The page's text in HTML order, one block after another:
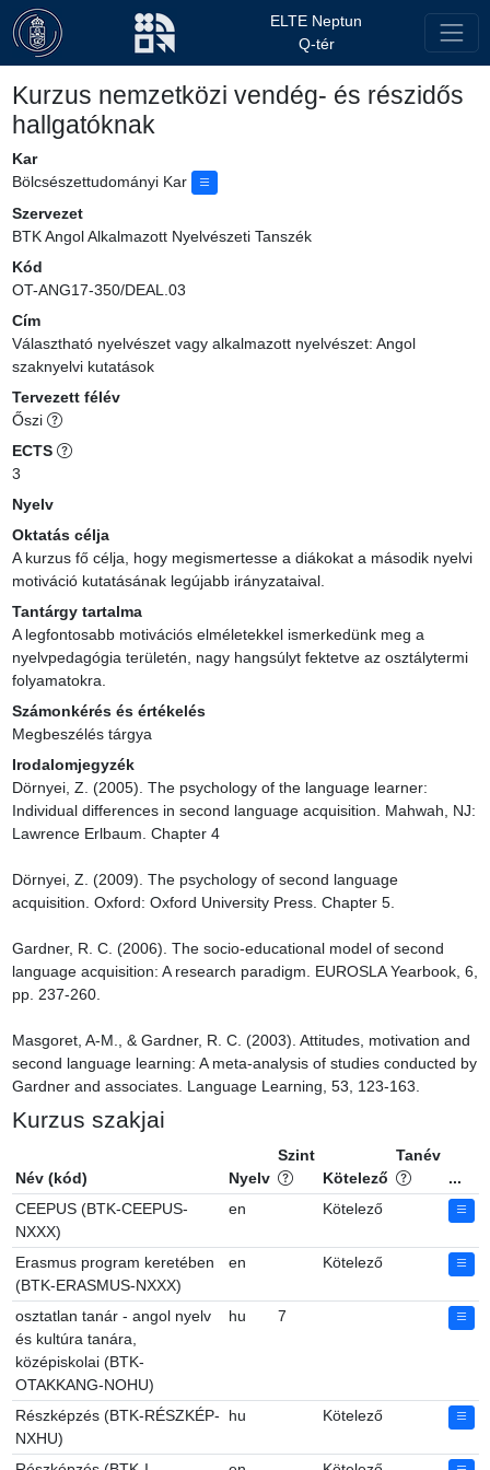
ELTE Neptun
Q-tér
Kurzus nemzetközi vendég- és részidős
hallgatóknak
Kar
Bölcsészettudományi Kar
Szervezet
BTK Angol Alkalmazott Nyelvészeti Tanszék
Kód
OT-ANG17-350/DEAL.03
Cím
Választható nyelvészet vagy alkalmazott nyelvészet: Angol
szaknyelvi kutatások
Tervezett félév
Őszi
ECTS
3
Nyelv
Oktatás célja
A kurzus fő célja, hogy megismertesse a diákokat a második nyelvi
motiváció kutatásának legújabb irányzataival.
Tantárgy tartalma
A legfontosabb motivációs elméletekkel ismerkedünk meg a
nyelvpedagógia területén, nagy hangsúlyt fektetve az osztálytermi
folyamatokra.
Számonkérés és értékelés
Megbeszélés tárgya
Irodalomjegyzék
Dörnyei, Z. (2005). The psychology of the language learner:
Individual differences in second language acquisition. Mahwah, NJ:
Lawrence Erlbaum. Chapter 4
Dörnyei, Z. (2009). The psychology of second language
acquisition. Oxford: Oxford University Press. Chapter 5.
Gardner, R. C. (2006). The socio-educational model of second
language acquisition: A research paradigm. EUROSLA Yearbook, 6,
pp. 237-260.
Masgoret, A-M., & Gardner, R. C. (2003). Attitudes, motivation and
second language learning: A meta-analysis of studies conducted by
Gardner and associates. Language Learning, 53, 123-163.
Kurzus szakjai
Név (kód) Nyelv
Szint
Kötelező
Tanév
...
CEEPUS (BTK-CEEPUS-
NXXX)
en Kötelező
Erasmus program keretében
(BTK-ERASMUS-NXXX)
en Kötelező
osztatlan tanár - angol nyelv
és kultúra tanára,
középiskolai (BTK-
OTAKKANG-NOHU)
hu 7
Részképzés (BTK-RÉSZKÉP-
NXHU)
hu Kötelező